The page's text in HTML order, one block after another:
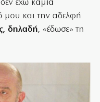
έχω καμία
μου και την αδελφή
δηλαδή, «έδωσε» τη